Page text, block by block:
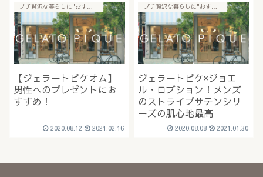
プチ贅沢な暮らしに"おすすめアイテム"
【ジェラートピケオム】
男性へのプレゼントにお
すすめ！
2020.08.12 2021.02.16
プチ贅沢な暮らしに"おすすめアイテム"
ジェラートピケ×ジョエ
ル・ロブション！メンズ
のストライプサテンシリ
ーズの肌心地最高
2020.08.08 2021.01.30